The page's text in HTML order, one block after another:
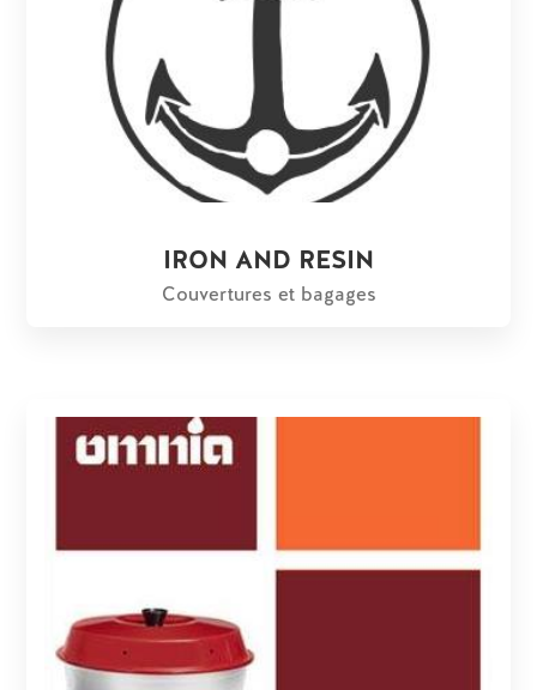
IRON AND RESIN
Couvertures et bagages